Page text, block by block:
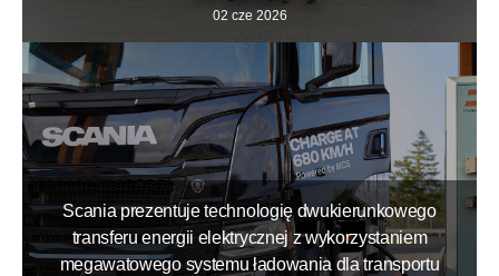
02 cze 2026
Scania prezentuje technologię dwukierunkowego
transferu energii elektrycznej z wykorzystaniem
megawatowego systemu ładowania dla transportu